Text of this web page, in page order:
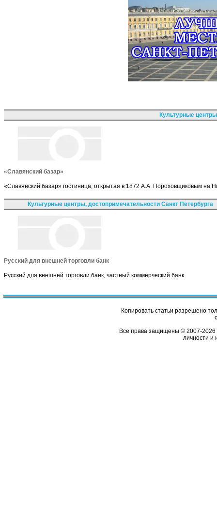
Культурные
«Славянский базар»
«Славянский базар» гостиница, открытая в 1872 А.А. Пороховщиковым на
Культурные центры, достопримечательности Санкт Петербурга
Русский для внешней торговли банк
Русский для внешней торговли банк, частный коммерческий банк.
Копировать статьи разрешено
Все права защищены © 2007-2026
личности и